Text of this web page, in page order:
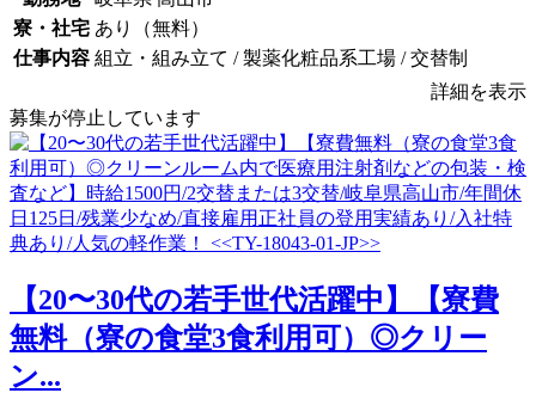
寮・社宅 あり（無料）
仕事内容 組立・組み立て / 製薬化粧品系工場 / 交替制
詳細を表示
募集が停止しています
【20〜30代の若手世代活躍中】【寮費
無料（寮の食堂3食利用可）◎クリー
ン...